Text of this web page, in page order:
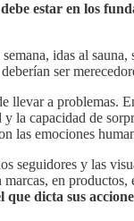
estar en los
idas al
ser
a
la capacidad de
las emociones
seguidores y las
en
dicta sus